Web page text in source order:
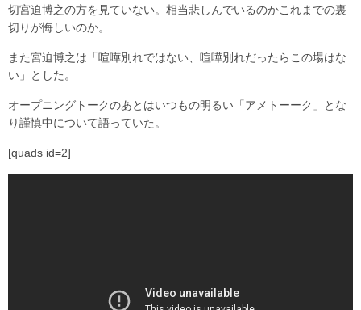
切宮迫博之の方を見ていない。相当悲しんでいるのかこれまでの裏
切りが悔しいのか。
また宮迫博之は「喧嘩別れではない、喧嘩別れだったらこの場はな
い」とした。
オープニングトークのあとはいつもの明るい「アメトーーク」とな
り謹慎中について語っていた。
[quads id=2]